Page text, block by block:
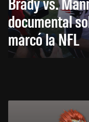
documental
marcó la NFL